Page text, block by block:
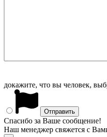
докажите, что вы человек,
Спасибо за Ваше сообщение!
Наш менеджер свяжется с